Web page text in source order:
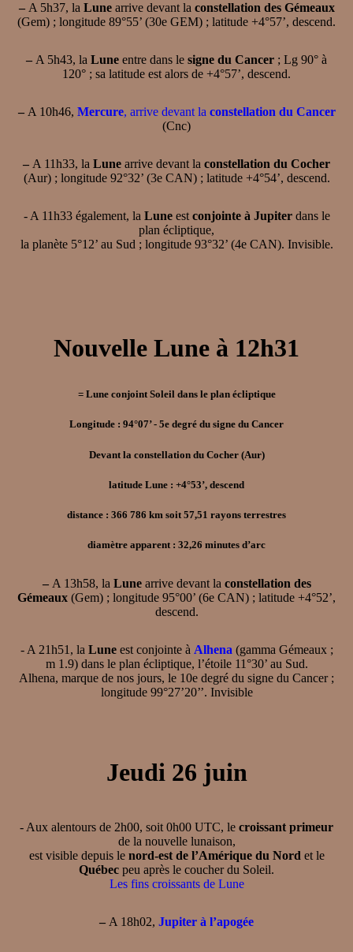
–A 5h37, la Lunearrive devant la constellation des Gémeaux
(Gem) ; longitude 89°55’ (30e GEM) ; latitude +4°57’, descend.
– A 5h43, la Lune entre dans le signe du Cancer ; Lg 90° à
120° ; sa latitude est alors de +4°57’, descend.
–A 10h46, Mercure, arrive devant la constellation du Cancer
(Cnc)
– A 11h33, la Lune arrive devant la constellation du Cocher
(Aur) ; longitude 92°32’ (3e CAN) ; latitude +4°54’, descend.
- A 11h33 également, la Luneest conjointe à Jupiterdans le
plan écliptique,
la planète 5°12’ au Sud ; longitude 93°32’ (4e CAN). Invisible.
Nouvelle Lune à 12h31
= Lune conjoint Soleil dans le plan écliptique
Longitude : 94°07’ - 5e degré du signe du Cancer
Devant la constellation du Cocher (Aur)
latitude Lune : +4°53’, descend
distance : 366 786 km soit 57,51 rayons terrestres
diamètre apparent : 32,26 minutes d’arc
–A 13h58, la Lunearrive devant la constellation des
Gémeaux (Gem) ; longitude 95°00’ (6e CAN) ; latitude +4°52’,
descend.
- A 21h51, la Luneest conjointe à Alhena (gamma Gémeaux ;
m 1.9) dans le plan écliptique, l’étoile 11°30’ au Sud.
Alhena, marque de nos jours, le 10e degré du signe du Cancer ;
longitude 99°27’20’’. Invisible
Jeudi 26 juin
- Aux alentours de 2h00, soit 0h00 UTC, le croissant primeur
de la nouvelle lunaison,
est visible depuis le nord-est de l’Amérique du Nord et le
Québec peu après le coucher du Soleil.
Les fins croissants de Lune
– A 18h02, Jupiter à l’apogée